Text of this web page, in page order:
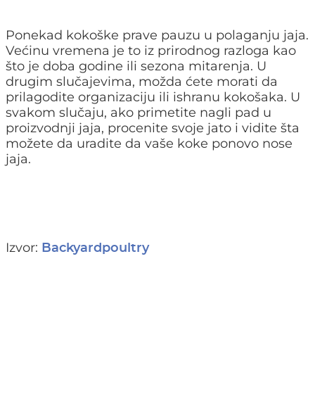
Ponekad kokoške prave pauzu u polaganju jaja.
Većinu vremena je to iz prirodnog razloga kao
što je doba godine ili sezona mitarenja. U
drugim slučajevima, možda ćete morati da
prilagodite organizaciju ili ishranu kokošaka. U
svakom slučaju, ako primetite nagli pad u
proizvodnji jaja, procenite svoje jato i vidite šta
možete da uradite da vaše koke ponovo nose
jaja.
Izvor: Backyardpoultry